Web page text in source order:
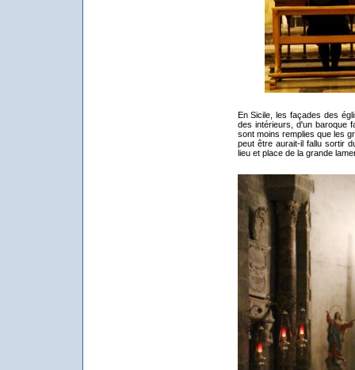
En Sicile, les façades des
des intérieurs, d'un baroque
sont moins remplies que les
peut être aurait-il fallu sortir
lieu et place de la grande